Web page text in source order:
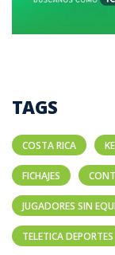
TAGS
COSTA RICA
FICHAJES
JUGADORES SIN
TELETICA DEPORTES